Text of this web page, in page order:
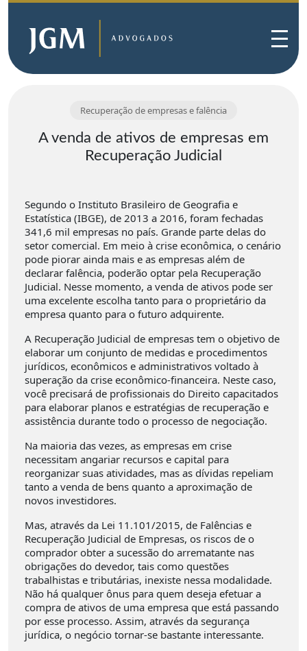
Recuperação de empresas e falência
A venda de ativos de empresas em
Recuperação Judicial
Segundo o Instituto Brasileiro de Geografia e
Estatística (IBGE), de 2013 a 2016, foram fechadas
341,6 mil empresas no país. Grande parte delas do
setor comercial. Em meio à crise econômica, o cenário
pode piorar ainda mais e as empresas além de
declarar falência, poderão optar pela Recuperação
Judicial. Nesse momento, a venda de ativos pode ser
uma excelente escolha tanto para o proprietário da
empresa quanto para o futuro adquirente.
A Recuperação Judicial de empresas tem o objetivo de
elaborar um conjunto de medidas e procedimentos
jurídicos, econômicos e administrativos voltado à
superação da crise econômico-financeira. Neste caso,
você precisará de profissionais do Direito capacitados
para elaborar planos e estratégias de recuperação e
assistência durante todo o processo de negociação.
Na maioria das vezes, as empresas em crise
necessitam angariar recursos e capital para
reorganizar suas atividades, mas as dívidas repeliam
tanto a venda de bens quanto a aproximação de
novos investidores.
Mas, através da Lei 11.101/2015, de Falências e
Recuperação Judicial de Empresas, os riscos de o
comprador obter a sucessão do arrematante nas
obrigações do devedor, tais como questões
trabalhistas e tributárias, inexiste nessa modalidade.
Não há qualquer ônus para quem deseja efetuar a
compra de ativos de uma empresa que está passando
por esse processo. Assim, através da segurança
jurídica, o negócio tornar-se bastante interessante.